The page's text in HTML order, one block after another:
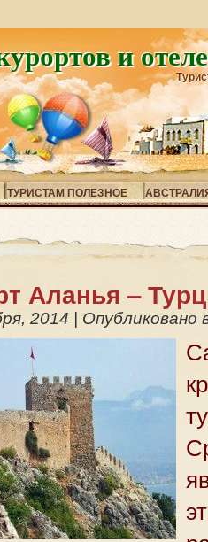
и
ТУРИСТАМ ПОЛЕЗНОЕ
Аланья –
2014 Опубликовано